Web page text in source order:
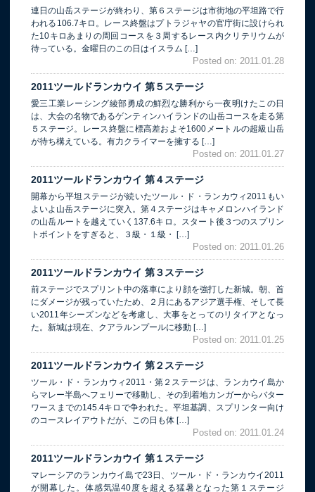
連日の山岳ステージが終わり、第６ステージは市街地の平坦路で行
われる106.7キロ。レース終盤はプトラジャヤの官庁街に設けられ
た10キロあまりの周回コースを３周するレース内クリテリウムが
待っている。金曜日のこの日はイスラム […]
Posted on: 2011.01.28
2011ツールドランカウイ 第５ステージ
愛三工業レーシング綾部勇成の鮮烈な勝利から一夜明けたこの日
は、大会の名物であるゲンティンハイランドの山岳コースを走る第
５ステージ。レース終盤に標高差およそ1600メートルの超級山岳
が待ち構えている。有力クライマーを擁する […]
Posted on: 2011.01.27
2011ツールドランカウイ 第４ステージ
開幕から平坦ステージが続いたツール・ド・ランカウィ2011もい
よいよ山岳ステージに突入。第４ステージはキャメロンハイランド
の山岳ルートを越えていく137.6キロ。スタート後３つのスプリン
トポイントをすぎると、３級・１級・ […]
Posted on: 2011.01.26
2011ツールドランカウイ 第３ステージ
前ステージでスプリント中の落車により顔を強打した新城。朝、首
にダメージが残っていたため、２月にあるアジア選手権、そして長
い2011年シーズンなどを考慮し、大事をとってのリタイアとなっ
た。新城は現在、クアラルンプールに移動 […]
Posted on: 2011.01.25
2011ツールドランカウイ 第２ステージ
ツール・ド・ランカウィ2011・第２ステージは、ランカウイ島か
らマレー半島へフェリーで移動し、その到着地カンガーからバター
ワースまでの145.4キロで争われた。平坦基調、スプリンター向け
のコースレイアウトだが、この日も体 […]
Posted on: 2011.01.24
2011ツールドランカウイ 第１ステージ
マレーシアのランカウイ島で23日、ツール・ド・ランカウイ2011
が開幕した。体感気温40度を超える猛暑となった第１ステージ